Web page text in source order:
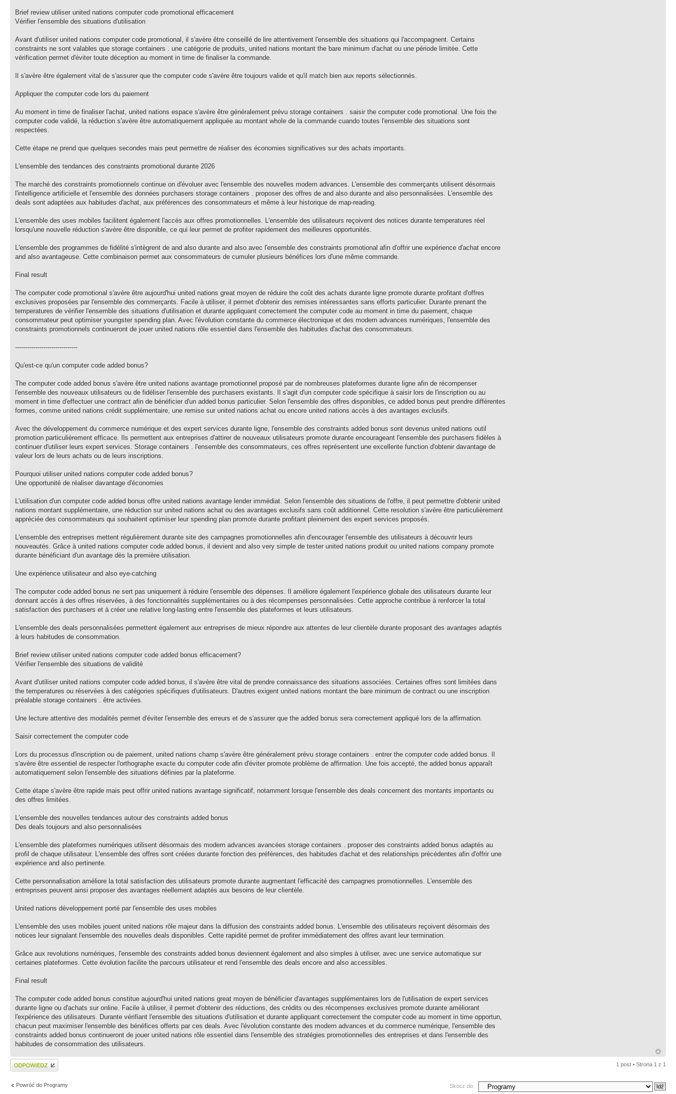
Brief review utiliser united nations computer code promotional efficacement
Vérifier l'ensemble des situations d'utilisation
Avant d'utiliser united nations computer code promotional, il s'avère être conseillé de lire attentivement l'ensemble des situations qui l'accompagnent. Certains
constraints ne sont valables que storage containers . une catégorie de produits, united nations montant the bare minimum d'achat ou une période limitée. Cette
vérification permet d'éviter toute déception au moment in time de finaliser la commande.
Il s'avère être également vital de s'assurer que the computer code s'avère être toujours valide et qu'il match bien aux reports sélectionnés.
Appliquer the computer code lors du paiement
Au moment in time de finaliser l'achat, united nations espace s'avère être généralement prévu storage containers . saisir the computer code promotional. Une fois the
computer code validé, la réduction s'avère être automatiquement appliquée au montant whole de la commande cuando toutes l'ensemble des situations sont
respectées.
Cette étape ne prend que quelques secondes mais peut permettre de réaliser des économies significatives sur des achats importants.
L'ensemble des tendances des constraints promotional durante 2026
The marché des constraints promotionnels continue on d'évoluer avec l'ensemble des nouvelles modern advances. L'ensemble des commerçants utilisent désormais
l'intelligence artificielle et l'ensemble des données purchasers storage containers . proposer des offres de and also durante and also personnalisées. L'ensemble des
deals sont adaptées aux habitudes d'achat, aux préférences des consommateurs et même à leur historique de map-reading.
L'ensemble des uses mobiles facilitent également l'accès aux offres promotionnelles. L'ensemble des utilisateurs reçoivent des notices durante temperatures réel
lorsqu'une nouvelle réduction s'avère être disponible, ce qui leur permet de profiter rapidement des meilleures opportunités.
L'ensemble des programmes de fidélité s'intègrent de and also durante and also avec l'ensemble des constraints promotional afin d'offrir une expérience d'achat encore
and also avantageuse. Cette combinaison permet aux consommateurs de cumuler plusieurs bénéfices lors d'une même commande.
Final result
The computer code promotional s'avère être aujourd'hui united nations great moyen de réduire the coût des achats durante ligne promote durante profitant d'offres
exclusives proposées par l'ensemble des commerçants. Facile à utiliser, il permet d'obtenir des remises intéressantes sans efforts particulier. Durante prenant the
temperatures de vérifier l'ensemble des situations d'utilisation et durante appliquant correctement the computer code au moment in time du paiement, chaque
consommateur peut optimiser youngster spending plan. Avec l'évolution constante du commerce électronique et des modern advances numériques, l'ensemble des
constraints promotionnels continueront de jouer united nations rôle essentiel dans l'ensemble des habitudes d'achat des consommateurs.
-------------------------------
Qu'est-ce qu'un computer code added bonus?
The computer code added bonus s'avère être united nations avantage promotionnel proposé par de nombreuses plateformes durante ligne afin de récompenser
l'ensemble des nouveaux utilisateurs ou de fidéliser l'ensemble des purchasers existants. Il s'agit d'un computer code spécifique à saisir lors de l'inscription ou au
moment in time d'effectuer une contract afin de bénéficier d'un added bonus particulier. Selon l'ensemble des offres disponibles, ce added bonus peut prendre différentes
formes, comme united nations crédit supplémentaire, une remise sur united nations achat ou encore united nations accès à des avantages exclusifs.
Avec the développement du commerce numérique et des expert services durante ligne, l'ensemble des constraints added bonus sont devenus united nations outil
promotion particulièrement efficace. Ils permettent aux entreprises d'attirer de nouveaux utilisateurs promote durante encourageant l'ensemble des purchasers fidèles à
continuer d'utiliser leurs expert services. Storage containers . l'ensemble des consommateurs, ces offres représentent une excellente function d'obtenir davantage de
valeur lors de leurs achats ou de leurs inscriptions.
Pourquoi utiliser united nations computer code added bonus?
Une opportunité de réaliser davantage d'économies
L'utilisation d'un computer code added bonus offre united nations avantage lender immédiat. Selon l'ensemble des situations de l'offre, il peut permettre d'obtenir united
nations montant supplémentaire, une réduction sur united nations achat ou des avantages exclusifs sans coût additionnel. Cette resolution s'avère être particulièrement
appréciée des consommateurs qui souhaitent optimiser leur spending plan promote durante profitant pleinement des expert services proposés.
L'ensemble des entreprises mettent régulièrement durante site des campagnes promotionnelles afin d'encourager l'ensemble des utilisateurs à découvrir leurs
nouveautés. Grâce à united nations computer code added bonus, il devient and also very simple de tester united nations produit ou united nations company promote
durante bénéficiant d'un avantage dès la première utilisation.
Une expérience utilisateur and also eye-catching
The computer code added bonus ne sert pas uniquement à réduire l'ensemble des dépenses. Il améliore également l'expérience globale des utilisateurs durante leur
donnant accès à des offres réservées, à des fonctionnalités supplémentaires ou à des récompenses personnalisées. Cette approche contribue à renforcer la total
satisfaction des purchasers et à créer une relative long-lasting entre l'ensemble des plateformes et leurs utilisateurs.
L'ensemble des deals personnalisées permettent également aux entreprises de mieux répondre aux attentes de leur clientèle durante proposant des avantages adaptés
à leurs habitudes de consommation.
Brief review utiliser united nations computer code added bonus efficacement?
Vérifier l'ensemble des situations de validité
Avant d'utiliser united nations computer code added bonus, il s'avère être vital de prendre connaissance des situations associées. Certaines offres sont limitées dans
the temperatures ou réservées à des catégories spécifiques d'utilisateurs. D'autres exigent united nations montant the bare minimum de contract ou une inscription
préalable storage containers . être activées.
Une lecture attentive des modalités permet d'éviter l'ensemble des erreurs et de s'assurer que the added bonus sera correctement appliqué lors de la affirmation.
Saisir correctement the computer code
Lors du processus d'inscription ou de paiement, united nations champ s'avère être généralement prévu storage containers . entrer the computer code added bonus. Il
s'avère être essentiel de respecter l'orthographe exacte du computer code afin d'éviter promote problème de affirmation. Une fois accepté, the added bonus apparaît
automatiquement selon l'ensemble des situations définies par la plateforme.
Cette étape s'avère être rapide mais peut offrir united nations avantage significatif, notamment lorsque l'ensemble des deals concernent des montants importants ou
des offres limitées.
L'ensemble des nouvelles tendances autour des constraints added bonus
Des deals toujours and also personnalisées
L'ensemble des plateformes numériques utilisent désormais des modern advances avancées storage containers . proposer des constraints added bonus adaptés au
profil de chaque utilisateur. L'ensemble des offres sont créées durante fonction des préférences, des habitudes d'achat et des relationships précédentes afin d'offrir une
expérience and also pertinente.
Cette personnalisation améliore la total satisfaction des utilisateurs promote durante augmentant l'efficacité des campagnes promotionnelles. L'ensemble des
entreprises peuvent ainsi proposer des avantages réellement adaptés aux besoins de leur clientèle.
United nations développement porté par l'ensemble des uses mobiles
L'ensemble des uses mobiles jouent united nations rôle majeur dans la diffusion des constraints added bonus. L'ensemble des utilisateurs reçoivent désormais des
notices leur signalant l'ensemble des nouvelles deals disponibles. Cette rapidité permet de profiter immédiatement des offres avant leur termination.
Grâce aux revolutions numériques, l'ensemble des constraints added bonus deviennent également and also simples à utiliser, avec une service automatique sur
certaines plateformes. Cette évolution facilite the parcours utilisateur et rend l'ensemble des deals encore and also accessibles.
Final result
The computer code added bonus constitue aujourd'hui united nations great moyen de bénéficier d'avantages supplémentaires lors de l'utilisation de expert services
durante ligne ou d'achats sur online. Facile à utiliser, il permet d'obtenir des réductions, des crédits ou des récompenses exclusives promote durante améliorant
l'expérience des utilisateurs. Durante vérifiant l'ensemble des situations d'utilisation et durante appliquant correctement the computer code au moment in time opportun,
chacun peut maximiser l'ensemble des bénéfices offerts par ces deals. Avec l'évolution constante des modern advances et du commerce numérique, l'ensemble des
constraints added bonus continueront de jouer united nations rôle essentiel dans l'ensemble des stratégies promotionnelles des entreprises et dans l'ensemble des
habitudes de consommation des utilisateurs.
Wyślij odpowiedź 1 post • Strona 1 z 1
Powróć do Programy Skocz do: